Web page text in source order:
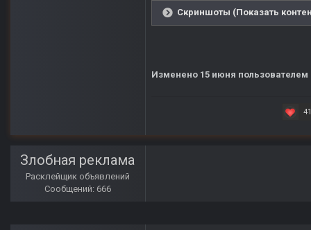
Скриншоты (Показать
Изменено 15 июня пользователем
41
Злобная реклама
Расклейщик объявлений
Сообщений: 666